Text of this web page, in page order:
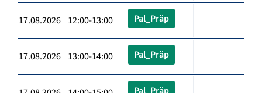
17.08.2026 12:00-13:00 Pal_Präp
17.08.2026 13:00-14:00 Pal_Präp